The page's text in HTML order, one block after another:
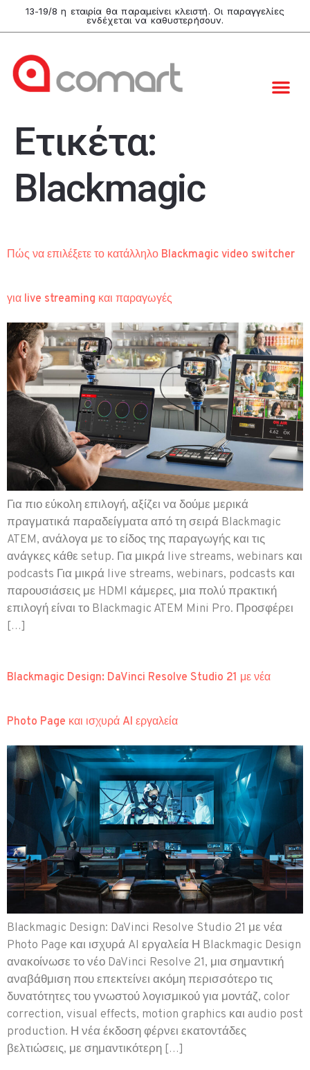
13-19/8 η εταιρία θα παραμείνει κλειστή. Οι παραγγελίες
ενδέχεται να καθυστερήσουν.
Ετικέτα:
Blackmagic
Πώς να επιλέξετε το κατάλληλο Blackmagic video switcher
για live streaming και παραγωγές
Για πιο εύκολη επιλογή, αξίζει να δούμε μερικά
πραγματικά παραδείγματα από τη σειρά Blackmagic
ATEM, ανάλογα με το είδος της παραγωγής και τις
ανάγκες κάθε setup. Για μικρά live streams, webinars και
podcasts Για μικρά live streams, webinars, podcasts και
παρουσιάσεις με HDMI κάμερες, μια πολύ πρακτική
επιλογή είναι το Blackmagic ATEM Mini Pro. Προσφέρει
[…]
Blackmagic Design: DaVinci Resolve Studio 21 με νέα
Photo Page και ισχυρά AI εργαλεία
Blackmagic Design: DaVinci Resolve Studio 21 με νέα
Photo Page και ισχυρά AI εργαλεία Η Blackmagic Design
ανακοίνωσε το νέο DaVinci Resolve 21, μια σημαντική
αναβάθμιση που επεκτείνει ακόμη περισσότερο τις
δυνατότητες του γνωστού λογισμικού για μοντάζ, color
correction, visual effects, motion graphics και audio post
production. Η νέα έκδοση φέρνει εκατοντάδες
βελτιώσεις, με σημαντικότερη […]